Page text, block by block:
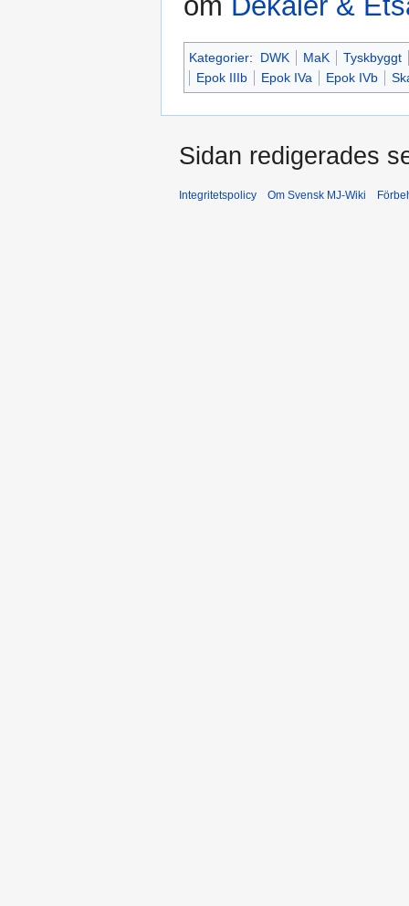
Kategorier: DWK MaK
Tyskbyggt
Epok IIIb
Epok IVa Epok IVb
Sidan redigerades
Integritetspolicy Om Svensk MJ-Wiki